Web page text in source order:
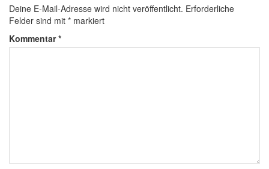
Deine E-Mail-Adresse wird nicht veröffentlicht. Erforderliche
Felder sind mit * markiert
Kommentar*